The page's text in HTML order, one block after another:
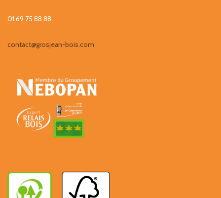
01 69 75 88 88
contact@grosjean-bois.com